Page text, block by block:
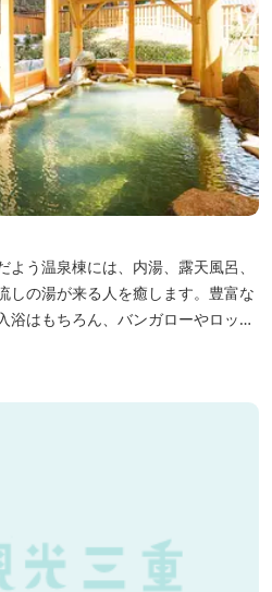
う温泉棟には、内湯、露天風呂、
しの湯が来る人を癒します。豊富な
浴はもちろん、バンガローやロッジ
、宿泊しながらゆったりと温泉を